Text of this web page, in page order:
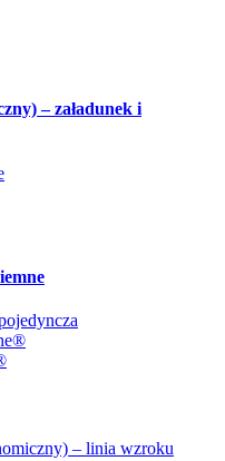
– załadunek i
– linia wzroku